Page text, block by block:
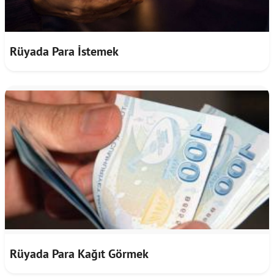
Rüyada Para İstemek
Rüyada Para Kağıt Görmek